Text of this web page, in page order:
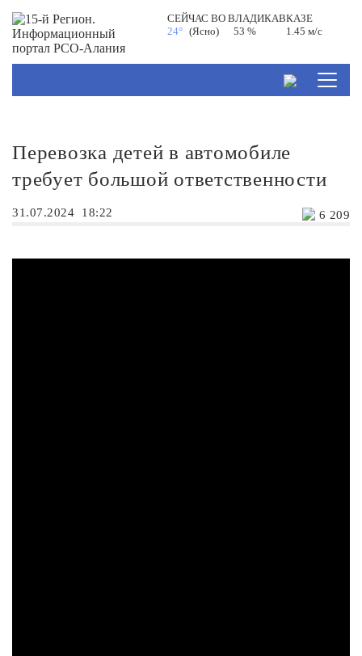
СЕЙЧАС ВОВЛАДИКАВКАЗЕ
24° (Ясно) 53 % 1.45 м/с
Перевозка детей в автомобиле
требует большой ответственности
31.07.2024 18:22 6 209